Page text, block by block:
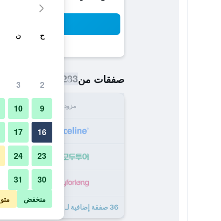
صفقات من283 ﷼
مزود
36 صفقة إضافية لـ فندق مركيور أميرسفورت سنتر
ح ن
2
3
9
10
16
17
23
24
30
31
منخفض